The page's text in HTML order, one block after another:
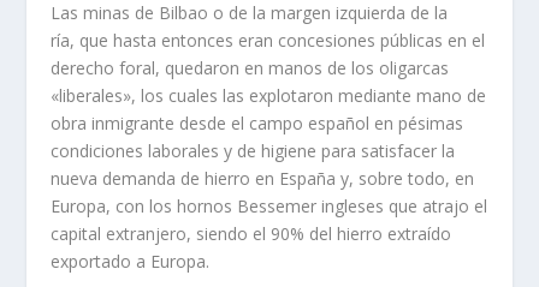
Las minas de Bilbao o de la margen izquierda de la
ría, que hasta entonces eran concesiones públicas en el
derecho foral, quedaron en manos de los oligarcas
«liberales», los cuales las explotaron mediante mano de
obra inmigrante desde el campo español en pésimas
condiciones laborales y de higiene para satisfacer la
nueva demanda de hierro en España y, sobre todo, en
Europa, con los hornos Bessemer ingleses que atrajo el
capital extranjero, siendo el 90% del hierro extraído
exportado a Europa.